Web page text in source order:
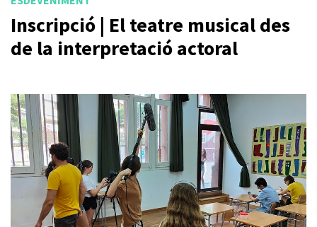
Inscripció | El teatre musical des
de la interpretació actoral